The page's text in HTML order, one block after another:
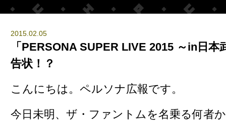
2015.02.05
「PERSONA SUPER LIVE 2015 ～in日本
告状！？
こんにちは。ペルソナ広報です。
今日未明、ザ・ファントムを名乗る何者